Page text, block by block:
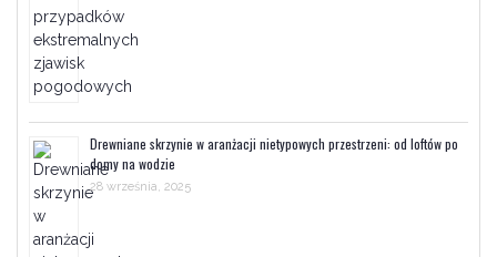
Drewniane skrzynie w aranżacji nietypowych przestrzeni: od loftów po
domy na wodzie
28 września, 2025